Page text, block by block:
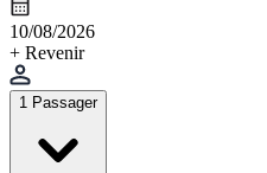
10/08/2026
+ Revenir
1 Passager